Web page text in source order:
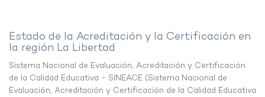
Estado de la Acreditación y la Certificación en
la región La Libertad
Sistema Nacional de Evaluación, Acreditación y Certificación
de la Calidad Educativa - SINEACE (Sistema Nacional de
Evaluación, Acreditación y Certificación de la Calidad Educativa